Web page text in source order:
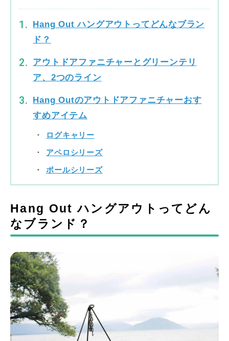
Hang Out ハングアウトってどんなブラン
ド？
アウトドアファニチャーとグリーンテリ
ア、2つのライン
Hang Outのアウトドアファニチャーおす
すめアイテム
ログキャリー
アペロシリーズ
ポールシリーズ
Hang Out ハングアウトってどん
なブランド？